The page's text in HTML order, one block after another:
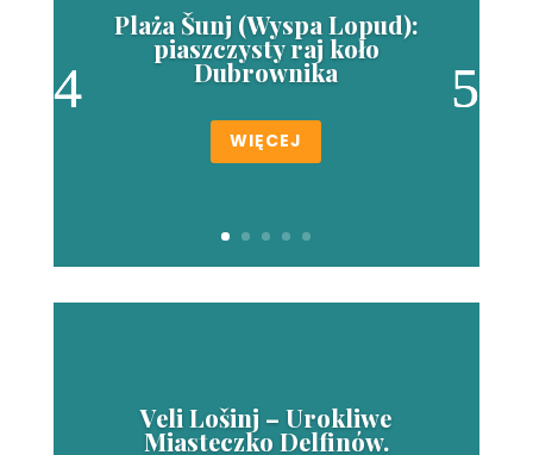
Plaża Šunj (Wyspa Lopud):
piaszczysty raj koło
Dubrownika
WIĘCEJ
Veli Lošinj – Urokliwe
Miasteczko Delfinów.